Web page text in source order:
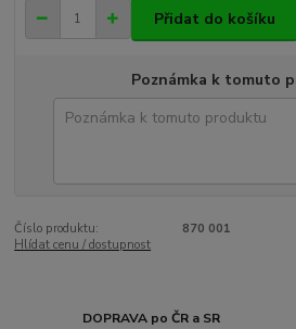
Přidat do košíku
Poznámka k tomuto
Číslo produktu:
870 001
Hlídat cenu / dostupnost
DOPRAVA po ČR a SR